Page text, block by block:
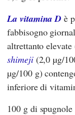
La vitamina D è
fabbisogno
altrettanto
shimeji(2,0 µg/
µg/100 g)
inferiore di
100 g di